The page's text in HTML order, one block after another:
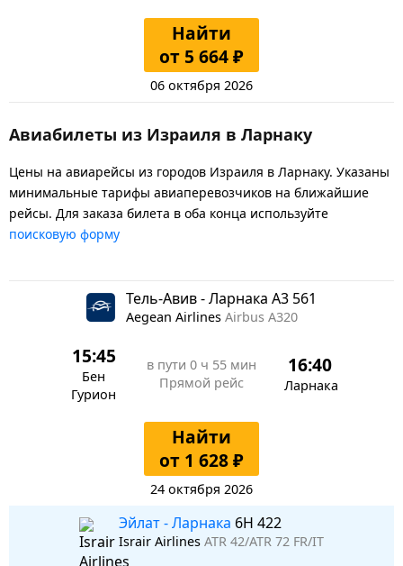
Найти
от 5 664 ₽
06 октября 2026
Авиабилеты из Израиля в Ларнаку
Цены на авиарейсы из городов Израиля в Ларнаку. Указаны
минимальные тарифы авиаперевозчиков на ближайшие
рейсы. Для заказа билета в оба конца используйте
поисковую форму
Тель-Авив - Ларнака A3 561
Aegean Airlines Airbus A320
15:45
Бен
Гурион
в пути 0 ч 55 мин
Прямой рейс
16:40
Ларнака
Найти
от 1 628 ₽
24 октября 2026
Эйлат - Ларнака 6H 422
Israir Airlines ATR 42/ATR 72 FR/IT